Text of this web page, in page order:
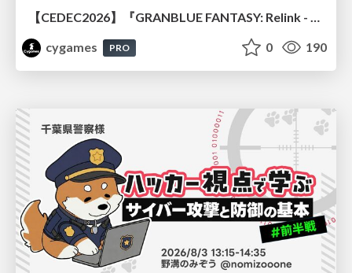
【CEDEC2026】『GRANBLUE FANTASY: Relink - Endless Ragnarok』のバトル制作事例 ～最高のキャラゲーを目指して～
cygames
PRO 0 190